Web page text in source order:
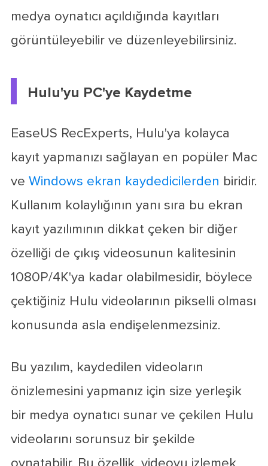
medya oynatıcı açıldığında kayıtları
görüntüleyebilir ve düzenleyebilirsiniz.
Hulu'yu PC'ye Kaydetme
EaseUS RecExperts, Hulu'ya kolayca
kayıt yapmanızı sağlayan en popüler Mac
ve Windows ekran kaydedicilerden biridir.
Kullanım kolaylığının yanı sıra bu ekran
kayıt yazılımının dikkat çeken bir diğer
özelliği de çıkış videosunun kalitesinin
1080P/4K'ya kadar olabilmesidir, böylece
çektiğiniz Hulu videolarının pikselli olması
konusunda asla endişelenmezsiniz.
Bu yazılım, kaydedilen videoların
önizlemesini yapmanız için size yerleşik
bir medya oynatıcı sunar ve çekilen Hulu
videolarını sorunsuz bir şekilde
oynatabilir. Bu özellik, videoyu izlemek